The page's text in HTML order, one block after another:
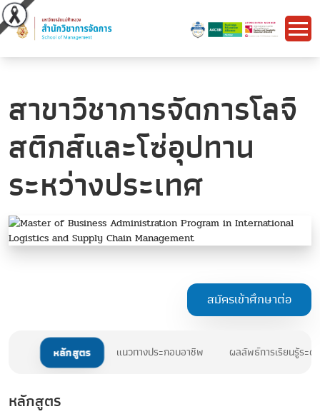
สาขาวิชาการจัดการโลจิ
สติกส์และโซ่อุปทาน
ระหว่างประเทศ
สมัครเข้าศึกษาต่อ
หลักสูตร แนวทางประกอบอาชีพ ผลลัพธ์การเรียนรู้ระ
หลักสูตร